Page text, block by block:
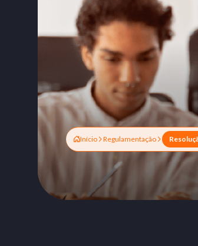
Início Regulamentação